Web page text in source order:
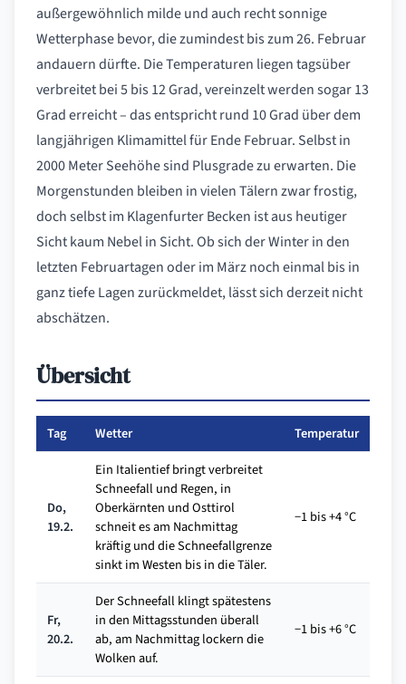
außergewöhnlich milde und auch recht sonnige
Wetterphase bevor, die zumindest bis zum 26. Februar
andauern dürfte. Die Temperaturen liegen tagsüber
verbreitet bei 5 bis 12 Grad, vereinzelt werden sogar 13
Grad erreicht – das entspricht rund 10 Grad über dem
langjährigen Klimamittel für Ende Februar. Selbst in
2000 Meter Seehöhe sind Plusgrade zu erwarten. Die
Morgenstunden bleiben in vielen Tälern zwar frostig,
doch selbst im Klagenfurter Becken ist aus heutiger
Sicht kaum Nebel in Sicht. Ob sich der Winter in den
letzten Februartagen oder im März noch einmal bis in
ganz tiefe Lagen zurückmeldet, lässt sich derzeit nicht
abschätzen.
Übersicht
Tag Wetter Temperatur
Do,
19.2.
Ein Italientief bringt verbreitet
Schneefall und Regen, in
Oberkärnten und Osttirol
schneit es am Nachmittag
kräftig und die Schneefallgrenze
sinkt im Westen bis in die Täler.
−1 bis +4 °C
Fr,
20.2.
Der Schneefall klingt spätestens
in den Mittagsstunden überall
ab, am Nachmittag lockern die
Wolken auf.
−1 bis +6 °C